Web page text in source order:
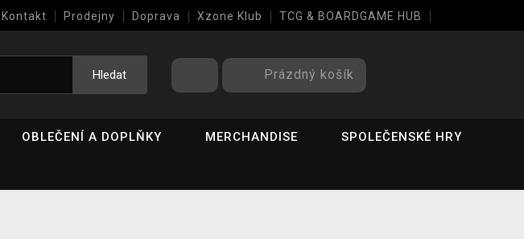
Kontakt Prodejny Doprava Xzone Klub TCG & BOARDGAME HUB
Hledat Prázdný košík
OBLEČENÍ A DOPLŇKY MERCHANDISE SPOLEČENSKÉ HRY